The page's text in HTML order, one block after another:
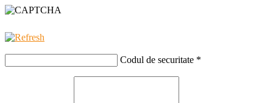
Codul de securitate *